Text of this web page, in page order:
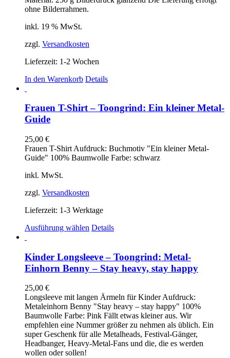
ohne Bilderrahmen.
inkl. 19 % MwSt.
zzgl. Versandkosten
Lieferzeit: 1-2 Wochen
In den Warenkorb Details
Frauen T-Shirt – Toongrind: Ein kleiner Metal-
Guide
25,00 €
Frauen T-Shirt Aufdruck: Buchmotiv "Ein kleiner Metal-
Guide" 100% Baumwolle Farbe: schwarz
inkl. MwSt.
zzgl. Versandkosten
Lieferzeit: 1-3 Werktage
Ausführung wählen Dieses
mehrere
Varianten
auf.
Optionen
können
auf
der
Produktseite
gewählt
werden
Details
Kinder Longsleeve – Toongrind: Metal-
Einhorn Benny – Stay heavy, stay happy
25,00 €
Longsleeve mit langen Ärmeln für Kinder Aufdruck:
Metaleinhorn Benny "Stay heavy – stay happy" 100%
Baumwolle Farbe: Pink Fällt etwas kleiner aus. Wir
empfehlen eine Nummer größer zu nehmen als üblich. Ein
super Geschenk für alle Metalheads, Festival-Gänger,
Headbanger, Heavy-Metal-Fans und die, die es werden
wollen oder sollen!